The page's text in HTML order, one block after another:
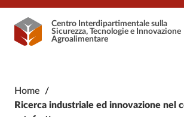
Centro Interdipartimentale sulla
Sicurezza, Tecnologie e Innovazione
Agroalimentare
Home
/
Ricerca industriale ed innovazione nel